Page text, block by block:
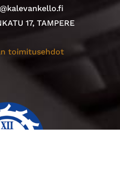
17, TAMPERE
toimitusehdot